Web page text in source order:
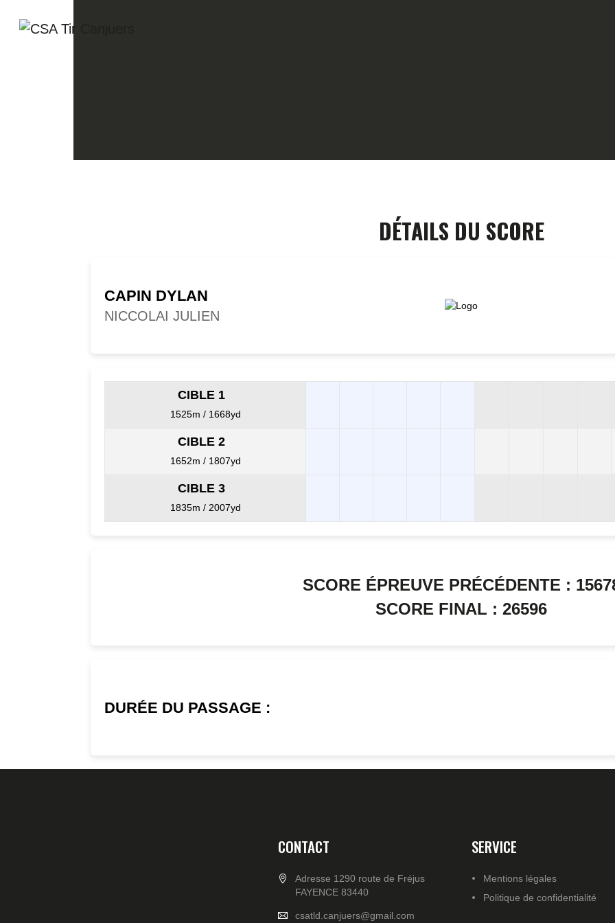
TEAM CANJUERS
DÉTAILS DU SCORE
CAPIN DYLAN
NICCOLAI JULIEN
CIBLE 1
1525m / 1668yd
CIBLE 2
1652m / 1807yd
CIBLE 3
1835m / 2007yd
SCORE ÉPREUVE PRÉCÉDENTE :
SCORE FINAL : 26596
DURÉE DU PASSAGE :
CONTACT
Adresse 1290 route de Fréjus
FAYENCE 83440
csatld.canjuers@gmail.com
SERVICE
Mentions légales
Politique de confidentialité